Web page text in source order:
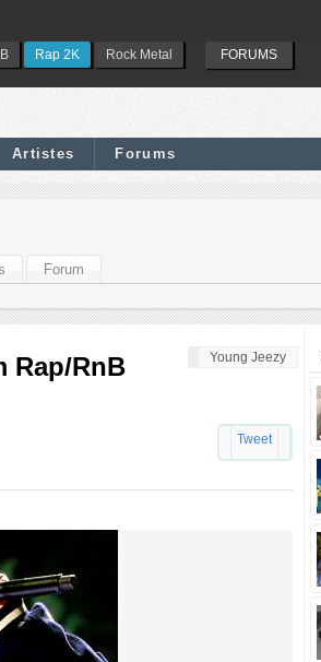
Rap 2K Rock Metal FORUMS
Artistes Forums
Forum
Young Jeezy
Rap/RnB
Tweet